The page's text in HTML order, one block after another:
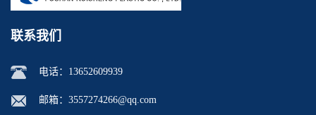
联系我们
电话： 13652609939
邮箱： 3557274266@qq.com